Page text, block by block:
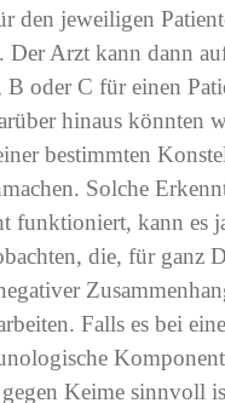
den jeweiligen
Der Arzt kann dann
B oder C für einen
hinaus könnten
bestimmten
Solche
funktioniert, kann es
die, für ganz
Falls es bei
Keime sinnvoll